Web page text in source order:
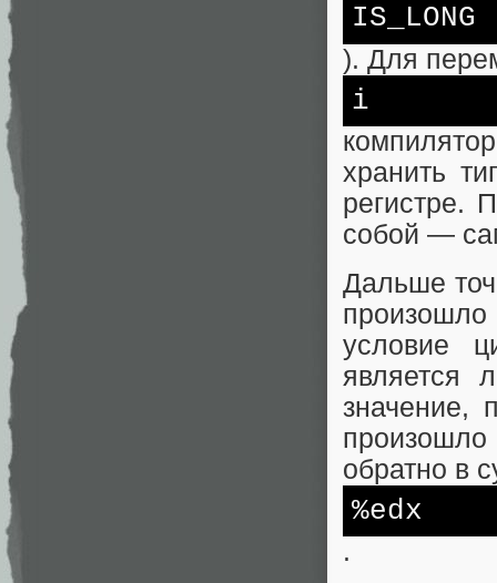
IS_LONG
). Для
i
хранить
регистре.
собой —
Дальше
условие
является
значение,
обратно в
%edx
.